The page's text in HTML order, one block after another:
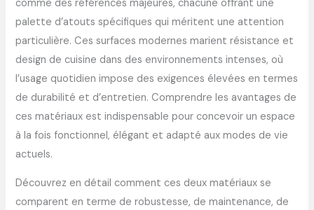
comme des références majeures, chacune offrant une
palette d’atouts spécifiques qui méritent une attention
particulière. Ces surfaces modernes marient résistance et
design de cuisine dans des environnements intenses, où
l’usage quotidien impose des exigences élevées en termes
de durabilité et d’entretien. Comprendre les avantages de
ces matériaux est indispensable pour concevoir un espace
à la fois fonctionnel, élégant et adapté aux modes de vie
actuels.
Découvrez en détail comment ces deux matériaux se
comparent en terme de robustesse, de maintenance, de